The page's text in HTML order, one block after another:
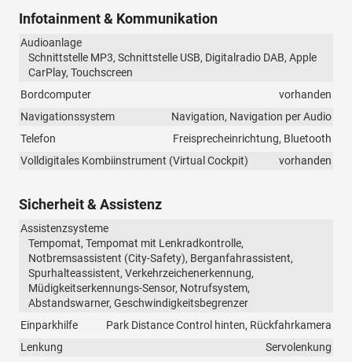
Infotainment & Kommunikation
Audioanlage
Schnittstelle MP3, Schnittstelle USB, Digitalradio DAB, Apple
CarPlay, Touchscreen
Bordcomputer
vorhanden
Navigationssystem
Navigation, Navigation per Audio
Telefon
Freisprecheinrichtung, Bluetooth
Volldigitales Kombiinstrument (Virtual Cockpit)
vorhanden
Sicherheit & Assistenz
Assistenzsysteme
Tempomat, Tempomat mit Lenkradkontrolle,
Notbremsassistent (City-Safety), Berganfahrassistent,
Spurhalteassistent, Verkehrzeichenerkennung,
Müdigkeitserkennungs-Sensor, Notrufsystem,
Abstandswarner, Geschwindigkeitsbegrenzer
Einparkhilfe
Park Distance Control hinten, Rückfahrkamera
Lenkung
Servolenkung